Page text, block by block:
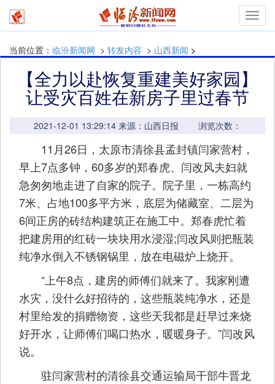
当前位置： 临汾新闻网 > 转发内容 > 山西新闻 >
【全力以赴恢复重建美好家园】
让受灾百姓在新房子里过春节
2021-12-01 13:29:14 来源：山西日报 浏览次数：
11月26日，太原市清徐县孟封镇闫家营村，
早上7点多钟，60多岁的郑春虎、闫改风夫妇就
急匆匆地走进了自家的院子。院子里，一栋高约
7米、占地100多平方米，底层为储藏室、二层为
6间正房的砖结构建筑正在施工中。郑春虎忙着
把建房用的红砖一块块用水浸湿;闫改风则把瓶装
纯净水倒入不锈钢锅里，放在电磁炉上烧开。
“上午8点，建房的师傅们就来了。我家刚遭
水灾，没什么好招待的，这些瓶装纯净水，还是
村里给发的捐赠物资，这些天我都是赶早过来烧
好开水，让师傅们喝口热水，暖暖身子。”闫改风
说。
驻闫家营村的清徐县交通运输局干部牛晋龙